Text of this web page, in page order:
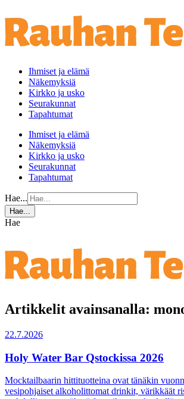
Ihmiset ja elämä
Näkemyksiä
Kirkko ja usko
Seurakunnat
Tapahtumat
Ihmiset ja elämä
Näkemyksiä
Kirkko ja usko
Seurakunnat
Tapahtumat
Hae...
Hae...
Hae
Artikkelit avainsanalla:
22.7.2026
Holy Water Bar Qstockissa 2026
Mocktailbaarin hittituotteina ovat tänäkin
vesipohjaiset alkoholittomat drinkit, värikkäät